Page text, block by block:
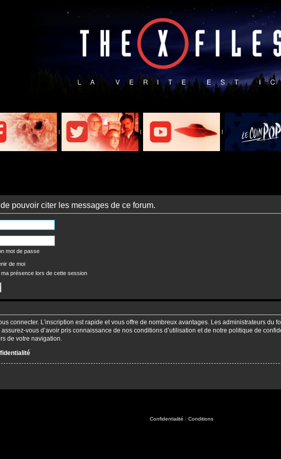
| | |
pouvoir citer les messages de ce forum.
mot de passe
de moi
ma présence lors de cette session
connecter. L’inscription est rapide et vous offre de nombreux avantages. Les administrateurs
vous d’avoir pris connaissance de nos conditions d’utilisation et de notre politique de
de votre navigation.
Confidentialité | Conditions